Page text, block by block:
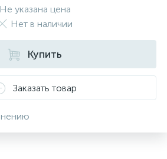
Не указана цена
Нет в наличии
Купить
Заказать товар